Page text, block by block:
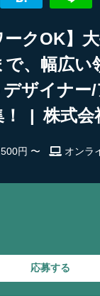
ークOK】
、幅広い
ザイナー
！ | 株式会
円 〜 オンラ
応募する